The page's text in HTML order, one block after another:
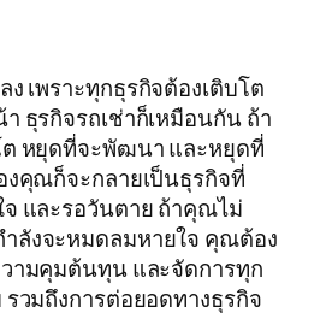
เพราะทุกธุรกิจต้องเติบโต
ธุรกิจรถเช่าก็เหมือนกัน ถ้า
หยุดที่จะพัฒนา และหยุดที่
งคุณก็จะกลายเป็นธุรกิจที่
และรอวันตาย ถ้าคุณไม่
ำลังจะหมดลมหายใจ คุณต้อง
ามคุมต้นทุน และจัดการทุก
รวมถึงการต่อยอดทางธุรกิจ